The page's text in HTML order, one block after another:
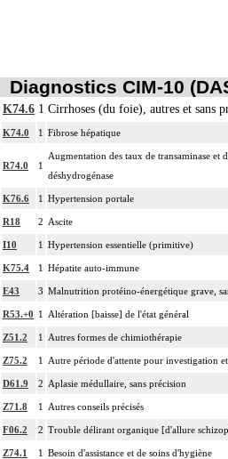
Diagnostics CIM-10
K74.6 1 Cirrhoses (du foie), autres et sans
K74.0 1 Fibrose hépatique
R74.0 1
Augmentation des taux de transaminase et
déshydrogénase
K76.6 1 Hypertension portale
R18 2 Ascite
I10 1 Hypertension essentielle (primitive)
K75.4 1 Hépatite auto-immune
E43 3 Malnutrition protéino-énergétique grave,
R53.+0 1 Altération [baisse] de l'état général
Z51.2 1 Autres formes de chimiothérapie
Z75.2 1 Autre période d'attente pour investigation
D61.9 2 Aplasie médullaire, sans précision
Z71.8 1 Autres conseils précisés
F06.2 2 Trouble délirant organique [d'allure
Z74.1 1 Besoin d'assistance et de soins d'hygiène